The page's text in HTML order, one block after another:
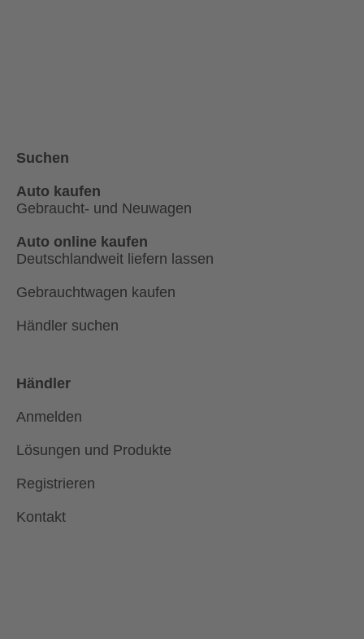
Suchen
Auto kaufen
Gebraucht- und Neuwagen
Auto online kaufen
Deutschlandweit liefern lassen
Gebrauchtwagen kaufen
Händler suchen
Händler
Anmelden
Lösungen und Produkte
Registrieren
Kontakt